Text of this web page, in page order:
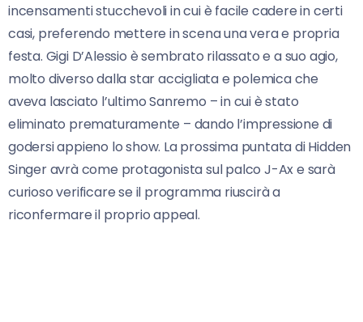
incensamenti stucchevoli in cui è facile cadere in certi
casi, preferendo mettere in scena una vera e propria
festa. Gigi D’Alessio è sembrato rilassato e a suo agio,
molto diverso dalla star accigliata e polemica che
aveva lasciato l’ultimo Sanremo – in cui è stato
eliminato prematuramente – dando l’impressione di
godersi appieno lo show. La prossima puntata di Hidden
Singer avrà come protagonista sul palco J-Ax e sarà
curioso verificare se il programma riuscirà a
riconfermare il proprio appeal.